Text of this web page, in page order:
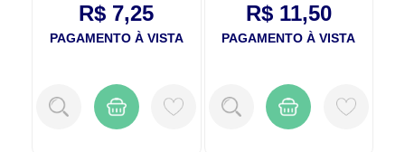
R$ 7,25
PAGAMENTO À VISTA
R$ 11,50
PAGAMENTO À VISTA